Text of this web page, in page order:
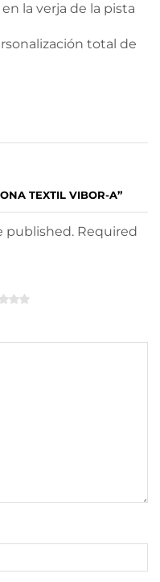
la verja de la pista
total de
TEXTIL VIBOR-A”
published. Required